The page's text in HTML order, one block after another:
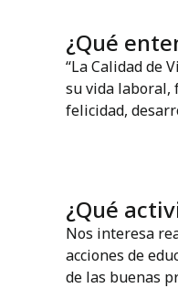
¿Qué
“La Calidad de
su vida laboral,
felicidad,
¿Qué
Nos interesa
acciones de
de las buenas